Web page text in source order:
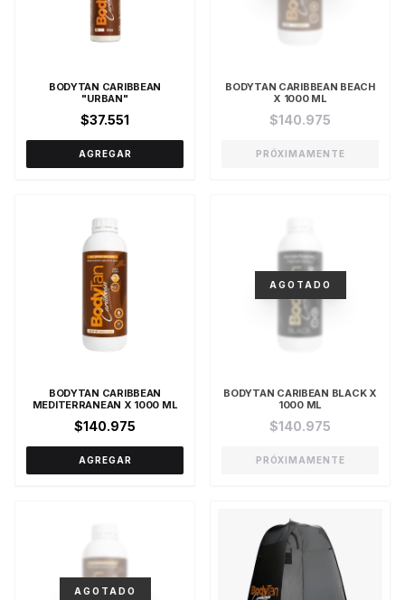
BODYTAN CARIBBEAN
"URBAN"
$37.551
AGREGAR
BODYTAN CARIBBEAN BEACH
X 1000 ML
$140.975
PRÓXIMAMENTE
BODYTAN CARIBBEAN
MEDITERRANEAN X 1000 ML
$140.975
AGREGAR
AGOTADO
BODYTAN CARIBEAN BLACK X
1000 ML
$140.975
PRÓXIMAMENTE
AGOTADO